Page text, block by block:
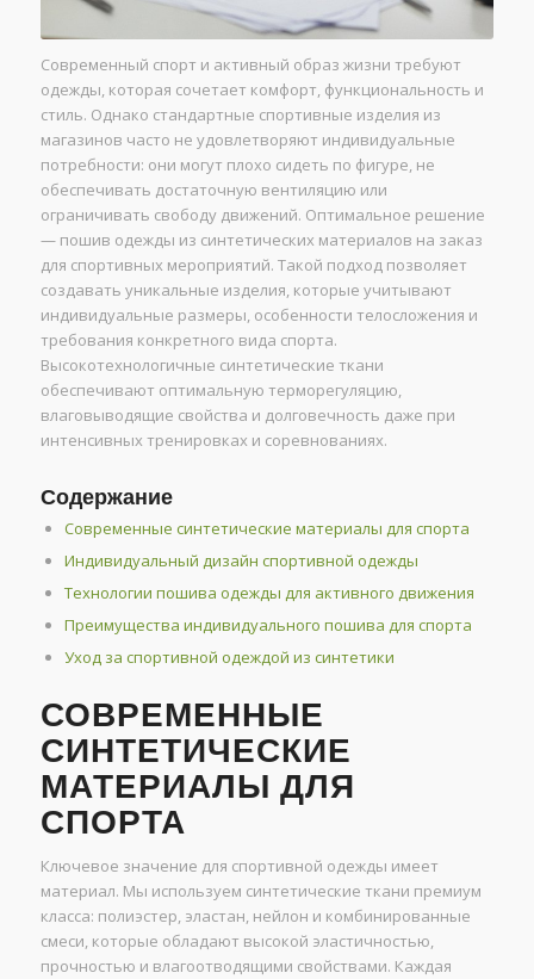
Современный спорт и активный образ жизни требуют
одежды, которая сочетает комфорт, функциональность и
стиль. Однако стандартные спортивные изделия из
магазинов часто не удовлетворяют индивидуальные
потребности: они могут плохо сидеть по фигуре, не
обеспечивать достаточную вентиляцию или
ограничивать свободу движений. Оптимальное решение
— пошив одежды из синтетических материалов на заказ
для спортивных мероприятий. Такой подход позволяет
создавать уникальные изделия, которые учитывают
индивидуальные размеры, особенности телосложения и
требования конкретного вида спорта.
Высокотехнологичные синтетические ткани
обеспечивают оптимальную терморегуляцию,
влаговыводящие свойства и долговечность даже при
интенсивных тренировках и соревнованиях.
Содержание
Современные синтетические материалы для спорта
Индивидуальный дизайн спортивной одежды
Технологии пошива одежды для активного движения
Преимущества индивидуального пошива для спорта
Уход за спортивной одеждой из синтетики
СОВРЕМЕННЫЕ
СИНТЕТИЧЕСКИЕ
МАТЕРИАЛЫ ДЛЯ
СПОРТА
Ключевое значение для спортивной одежды имеет
материал. Мы используем синтетические ткани премиум
класса: полиэстер, эластан, нейлон и комбинированные
смеси, которые обладают высокой эластичностью,
прочностью и влагоотводящими свойствами. Каждая